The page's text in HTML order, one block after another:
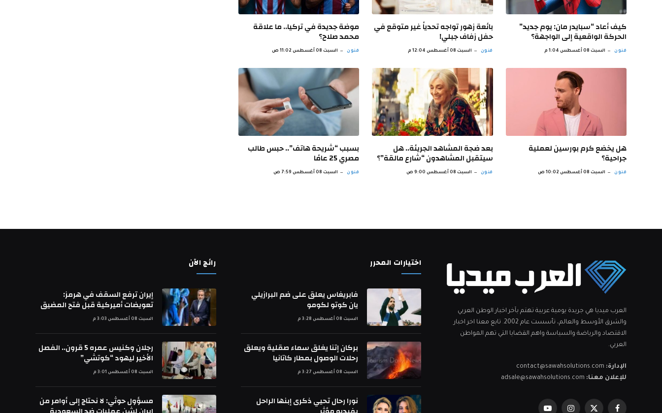
كيف أعاد “سبايدر مان: يوم جديد”
الحركة الواقعية إلى الواجهة؟
فنون السبت 08 أغسطس 1:04 م
بائعة زهور تواجه تحدياً غير متوقع في
حفل زفاف جبلي!
فنون السبت 08 أغسطس 12:04 م
موضة جديدة في تركيا.. ما علاقة
محمد صلاح؟
فنون السبت 08 أغسطس 11:02 ص
هل يخضع كرم بورسين لعملية
جراحية؟
فنون السبت 08 أغسطس 10:02 ص
بعد ضجة المشاهد الجريئة.. هل
سيتقبل المشاهدون “شارع مالقة”؟
فنون السبت 08 أغسطس 9:00 ص
بسبب “شريحة هاتف”.. حبس طالب
مصري 25 عامًا
فنون السبت 08 أغسطس 7:59 ص
العرب ميديا هي جريدة يومية عربية تهتم بآخر اخبار الوطن العربي
والشرق الأوسط والعالم، تأسست عام 2002. تابع معنا اخر اخبار
الاقتصاد والرياضة والسياسة واهم القضايا التي تهم المواطن
العربي.
الإدارة: contact@sawahsolutions.com
للإعلان معنا: adsale@sawahsolutions.com
اختيارات المحرر
فابريغاس يعلق على ضم البرازيلي
يان كوتو لكومو
السبت 08 أغسطس 3:28 م
بركان إتنا يغلق سماء صقلية ويعلق
رحلات الوصول بمطار كاتانيا
السبت 08 أغسطس 3:27 م
نورا رحال تحيي ذكرى إبنها الراحل
رائج الآن
إيران ترفع السقف في هرمز:
تعويضات أميركية قبل فتح المضيق
السبت 08 أغسطس 3:03 م
رجلان وكنيس عمره 5 قرون.. الفصل
الأخير ليهود “كوتشي”
السبت 08 أغسطس 3:01 م
مسؤول حوثي: لا نحتاج إلى أوامر من